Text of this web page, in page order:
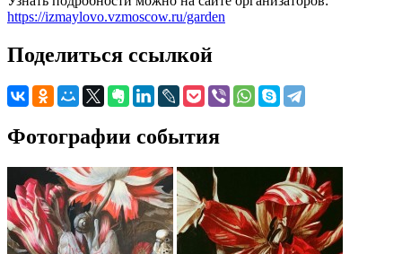
https://izmaylovo.vzmoscow.ru/garden
Поделиться ссылкой
Фотографии события